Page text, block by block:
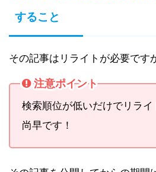
すること
その記事はリライトが必要です
注意ポイント
検索順位が低いだけでリラ
尚早です！